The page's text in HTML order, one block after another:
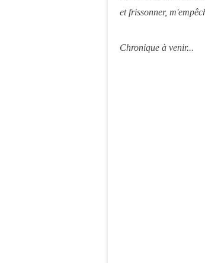
et frissonner,
Chronique à venir...